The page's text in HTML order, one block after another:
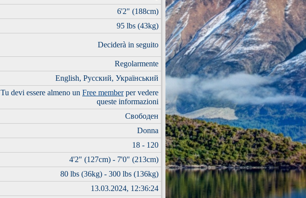
6'2" (188cm)
95 lbs (43kg)
Deciderà in seguito
Regolarmente
English, Русский, Український
Tu devi essere almeno un Free memberper vedere
queste informazioni
Свободен
Donna
18 - 120
4'2" (127cm) - 7'0" (213cm)
80 lbs (36kg) - 300 lbs (136kg)
13.03.2024, 12:36:24